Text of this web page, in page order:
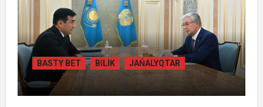
BASTY BET BILİK JAŃALYQTAR
ПРЕЗИДЕНТ «БӘЙТЕРЕК» ХОЛДИНГІНІҢ
БАСШЫСЫН ҚАБЫЛДАДЫ